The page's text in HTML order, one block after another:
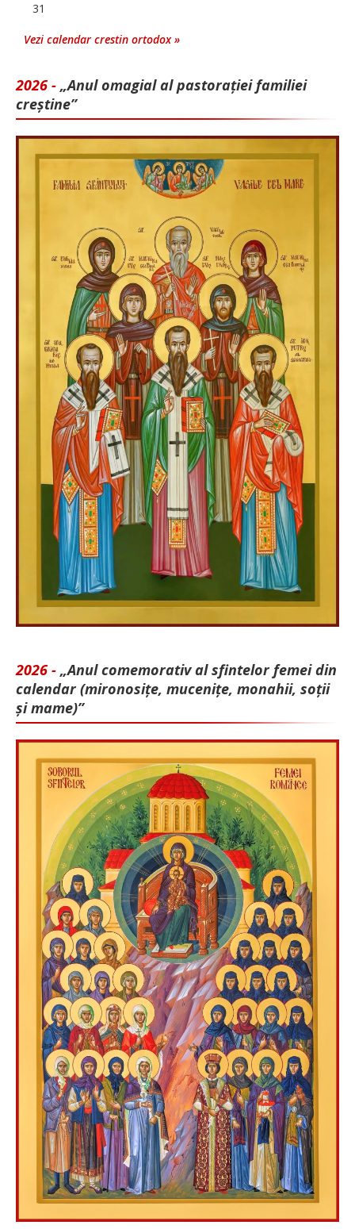
31
Vezi calendar crestin ortodox »
2026 - „Anul omagial al pastorației familiei
creștine”
2026 - „Anul comemorativ al sfintelor femei din
calendar (mironosițe, mu­cenițe, monahii, soții
și mame)”